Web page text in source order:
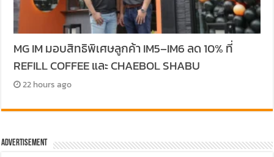
MG IM มอบสิทธิพิเศษลูกค้า IM5–IM6 ลด 10% ที่
REFILL COFFEE และ CHAEBOL SHABU
22 hours ago
Advertisement